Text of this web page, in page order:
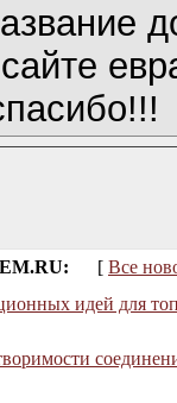
[ Все
идей для